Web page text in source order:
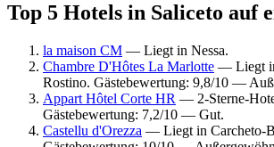
Top 5 Hotels in Saliceto auf
la maison CM — Liegt in Nessa.
Chambre D'Hôtes La Marlotte — Liegt
Rostino. Gästebewertung: 9,8/10 —
Appart Hôtel Corte HR — 2-Sterne-
Gästebewertung: 7,2/10 — Gut.
Castellu d'Orezza — Liegt in Carcheto-